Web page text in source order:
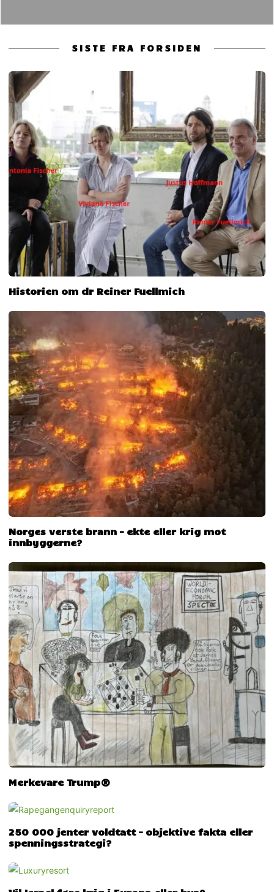
SISTE FRA FORSIDEN
Historien om dr Reiner Fuellmich
Norges verste brann – ekte eller krig mot
innbyggerne?
Merkevare Trump®
250 000 jenter voldtatt – objektive fakta eller
spenningsstrategi?